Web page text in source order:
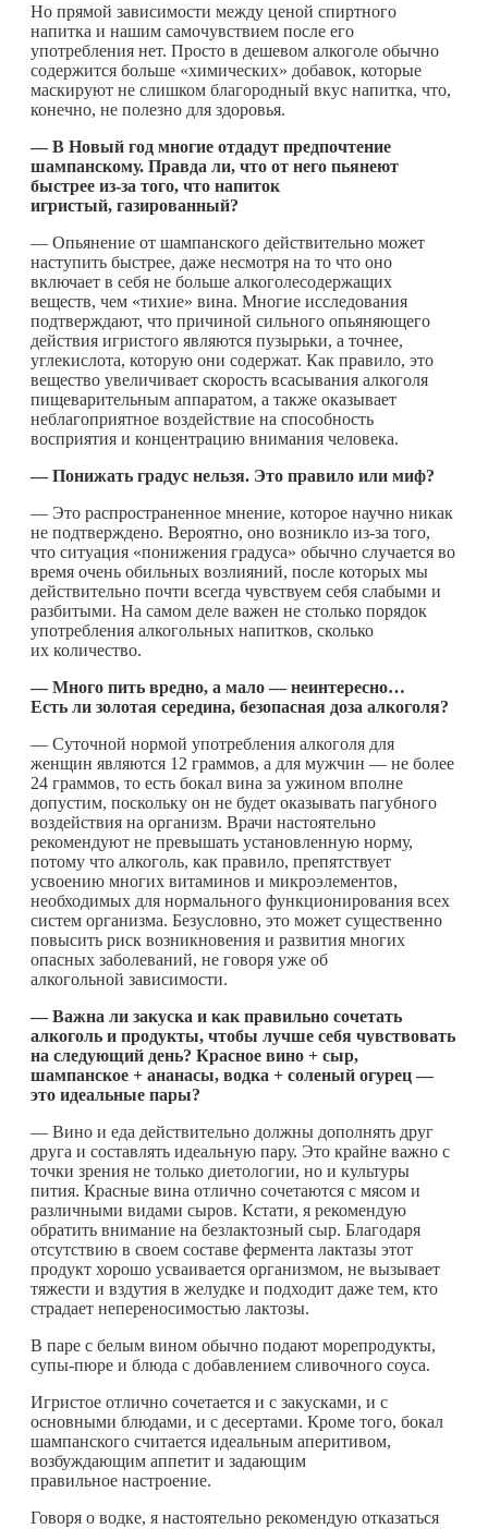
Но прямой зависимости между ценой спиртного
напитка и нашим самочувствием после его
употребления нет. Просто в дешевом алкоголе обычно
содержится больше «химических» добавок, которые
маскируют не слишком благородный вкус напитка, что,
конечно, не полезно для здоровья.
— В Новый год многие отдадут предпочтение
шампанскому. Правда ли, что от него пьянеют
быстрее из-за того, что напиток
игристый, газированный?
— Опьянение от шампанского действительно может
наступить быстрее, даже несмотря на то что оно
включает в себя не больше алкоголесодержащих
веществ, чем «тихие» вина. Многие исследования
подтверждают, что причиной сильного опьяняющего
действия игристого являются пузырьки, а точнее,
углекислота, которую они содержат. Как правило, это
вещество увеличивает скорость всасывания алкоголя
пищеварительным аппаратом, а также оказывает
неблагоприятное воздействие на способность
восприятия и концентрацию внимания человека.
— Понижать градус нельзя. Это правило или миф?
— Это распространенное мнение, которое научно никак
не подтверждено. Вероятно, оно возникло из-за того,
что ситуация «понижения градуса» обычно случается во
время очень обильных возлияний, после которых мы
действительно почти всегда чувствуем себя слабыми и
разбитыми. На самом деле важен не столько порядок
употребления алкогольных напитков, сколько
их количество.
— Много пить вредно, а мало — неинтересно…
Есть ли золотая середина, безопасная доза алкоголя?
— Суточной нормой употребления алкоголя для
женщин являются 12 граммов, а для мужчин — не более
24 граммов, то есть бокал вина за ужином вполне
допустим, поскольку он не будет оказывать пагубного
воздействия на организм. Врачи настоятельно
рекомендуют не превышать установленную норму,
потому что алкоголь, как правило, препятствует
усвоению многих витаминов и микроэлементов,
необходимых для нормального функционирования всех
систем организма. Безусловно, это может существенно
повысить риск возникновения и развития многих
опасных заболеваний, не говоря уже об
алкогольной зависимости.
— Важна ли закуска и как правильно сочетать
алкоголь и продукты, чтобы лучше себя чувствовать
на следующий день? Красное вино + сыр,
шампанское + ананасы, водка + соленый огурец —
это идеальные пары?
— Вино и еда действительно должны дополнять друг
друга и составлять идеальную пару. Это крайне важно с
точки зрения не только диетологии, но и культуры
пития. Красные вина отлично сочетаются с мясом и
различными видами сыров. Кстати, я рекомендую
обратить внимание на безлактозный сыр. Благодаря
отсутствию в своем составе фермента лактазы этот
продукт хорошо усваивается организмом, не вызывает
тяжести и вздутия в желудке и подходит даже тем, кто
страдает непереносимостью лактозы.
В паре с белым вином обычно подают морепродукты,
супы-пюре и блюда с добавлением сливочного соуса.
Игристое отлично сочетается и с закусками, и с
основными блюдами, и с десертами. Кроме того, бокал
шампанского считается идеальным аперитивом,
возбуждающим аппетит и задающим
правильное настроение.
Говоря о водке, я настоятельно рекомендую отказаться